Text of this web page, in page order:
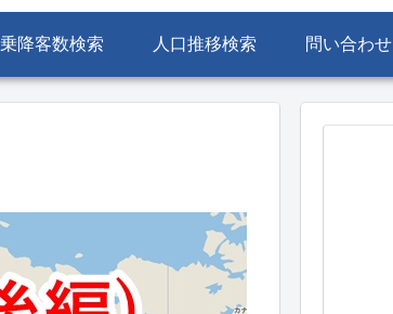
乗降客数検索 人口推移検索 問い合わせ